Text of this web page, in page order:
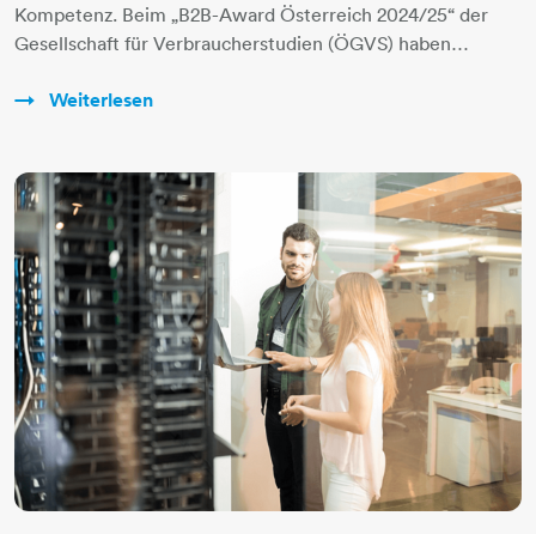
Kompetenz. Beim „B2B-Award Österreich 2024/25“ der
Gesellschaft für Verbraucherstudien (ÖGVS) haben…
Weiterlesen